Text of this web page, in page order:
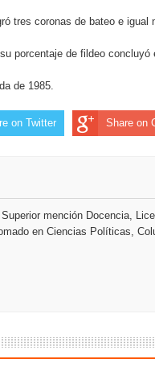
a Banreservas
tres coronas de bateo e igual
porcentaje de fildeo concluyó
de 1985.
on Twitter Share on
mención Docencia,
en Ciencias Políticas,